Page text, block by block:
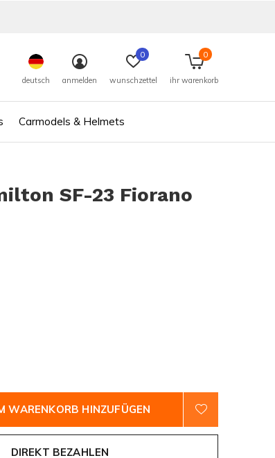
Carmodels & Helmets
deutsch anmelden wunschzettel
0
ihr warenkorb
0
SF-23 Fiorano
WARENKORB HINZUFÜGEN
DIREKT BEZAHLEN